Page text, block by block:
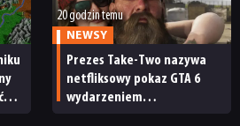
20 godzin temu
NEWSY
Prezes Take-Two nazywa
netfliksowy pokaz GTA 6
wydarzeniem